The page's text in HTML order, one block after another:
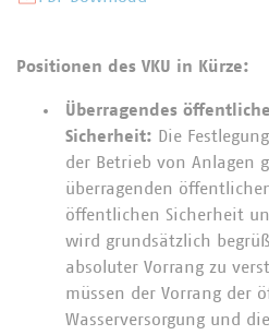
Positionen des VKU in Kürze:
Überragendes
Sicherheit: Die
der Betrieb von Anlagen
überragenden
öffentlichen Sicherheit
wird grundsätzlich
absoluter Vorrang zu
müssen der Vorrang der
Wasserversorgung und